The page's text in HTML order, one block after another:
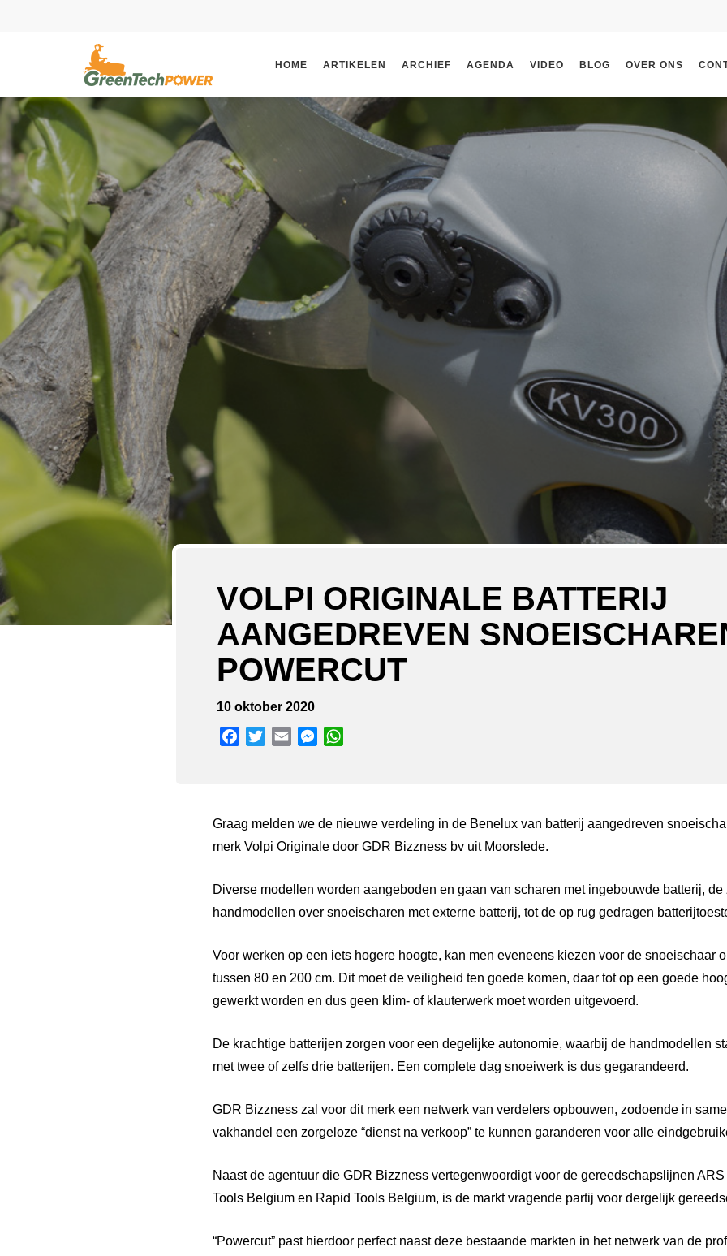
HOME ARTIKELEN ARCHIEF AGENDA VIDEO BLOG OVER ONS
VOLPI ORIGINALE BATTERIJ
AANGEDREVEN
POWERCUT
10 oktober 2020
Facebook
TwitterEmail Messenger
Graag melden we de nieuwe verdeling in de Benelux van batterij aangedreven
merk Volpi Originale door GDR Bizzness bv uit Moorslede.
Diverse modellen worden aangeboden en gaan van scharen met ingebouwde batterij,
handmodellen over snoeischaren met externe batterij, tot de op rug gedragen
Voor werken op een iets hogere hoogte, kan men eveneens kiezen voor de snoeischaar
tussen 80 en 200 cm. Dit moet de veiligheid ten goede komen, daar tot op een goede
gewerkt worden en dus geen klim- of klauterwerk moet worden uitgevoerd.
De krachtige batterijen zorgen voor een degelijke autonomie, waarbij de handmodellen
met twee of zelfs drie batterijen. Een complete dag snoeiwerk is dus gegarandeerd.
GDR Bizzness zal voor dit merk een netwerk van verdelers opbouwen, zodoende in
vakhandel een zorgeloze “dienst na verkoop” te kunnen garanderen voor alle
Naast de agentuur die GDR Bizzness vertegenwoordigt voor de gereedschapslijnen
Tools Belgium en Rapid Tools Belgium, is de markt vragende partij voor dergelijk
“Powercut” past hierdoor perfect naast deze bestaande markten in het netwerk van de